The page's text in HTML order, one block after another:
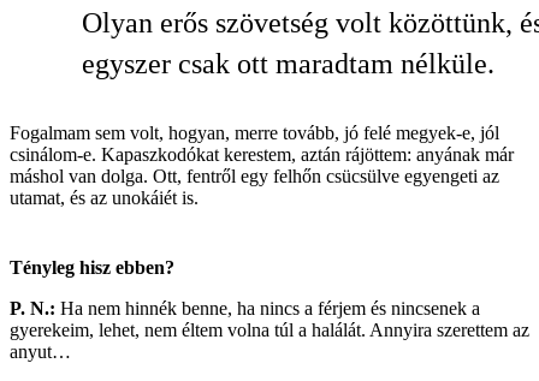
Olyan erős szövetség volt közöttünk,
egyszer csak ott maradtam nélküle.
Fogalmam sem volt, hogyan, merre tovább, jó felé megyek-e, jól
csinálom-e. Kapaszkodókat kerestem, aztán rájöttem: anyának már
máshol van dolga. Ott, fentről egy felhőn csücsülve egyengeti az
utamat, és az unokáiét is.
Tényleg hisz ebben?
P. N.: Ha nem hinnék benne, ha nincs a férjem és nincsenek a
gyerekeim, lehet, nem éltem volna túl a halálát. Annyira szerettem az
anyut…